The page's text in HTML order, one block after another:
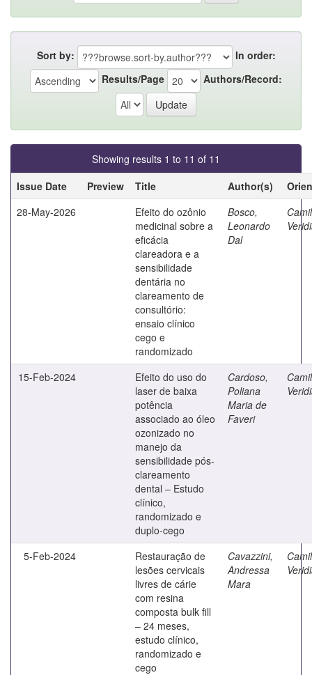
Sort by:
In order:
Results/Page
Authors/Record:
Showing results 1 to 11 of 11
Issue Date
Preview Title Author(s)
28-May-2026
Efeito do ozônio
medicinal sobre a
eficácia
clareadora e a
sensibilidade
dentária no
clareamento de
consultório:
ensaio clínico
cego e
randomizado
Bosco,
Leonardo
Dal
15-Feb-2024
Efeito do uso do
laser de baixa
potência
associado ao óleo
ozonizado no
manejo da
sensibilidade pós-
clareamento
dental – Estudo
clínico,
randomizado e
duplo-cego
Cardoso,
Poliana
Maria de
Faveri
5-Feb-2024
Restauração de
lesões cervicais
livres de cárie
com resina
composta bulk fill
– 24 meses,
estudo clínico,
randomizado e
cego
Cavazzini,
Andressa
Mara